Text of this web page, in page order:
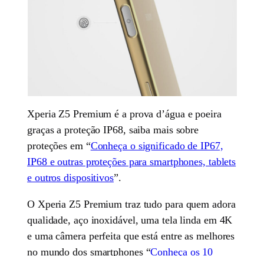
Xperia Z5 Premium é a prova d’água e poeira
graças a proteção IP68, saiba mais sobre
proteções em “Conheça o significado de IP67,
IP68 e outras proteções para smartphones, tablets
e outros dispositivos”.
O Xperia Z5 Premium traz tudo para quem adora
qualidade, aço inoxidável, uma tela linda em 4K
e uma câmera perfeita que está entre as melhores
no mundo dos smartphones “Conheça os 10